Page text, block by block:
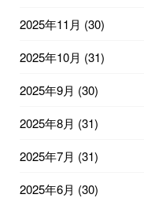
2025年11月 (30)
2025年10月 (31)
2025年9月 (30)
2025年8月 (31)
2025年7月 (31)
2025年6月 (30)